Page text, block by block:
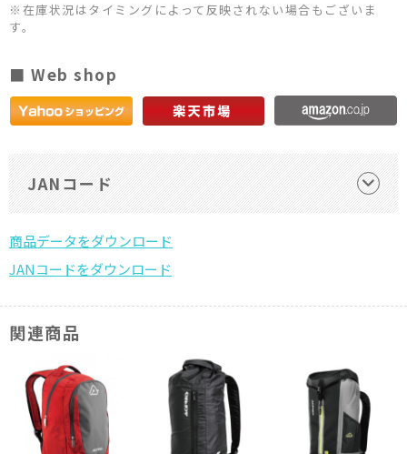
※在庫状況はタイミングによって反映されない場合もございま
す。
■ Web shop
JANコード
関連商品